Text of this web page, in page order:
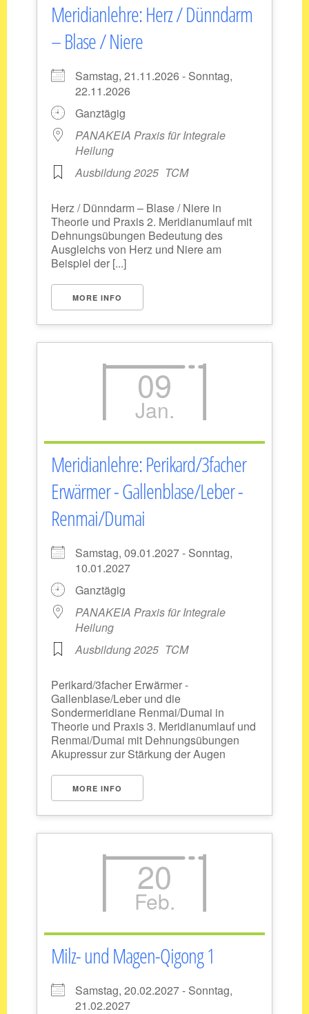
Meridianlehre: Herz / Dünndarm
– Blase / Niere
Samstag, 21.11.2026 - Sonntag,
22.11.2026
Ganztägig
PANAKEIA Praxis für Integrale
Heilung
Ausbildung 2025 TCM
Herz / Dünndarm – Blase / Niere in
Theorie und Praxis 2. Meridianumlauf mit
Dehnungsübungen Bedeutung des
Ausgleichs von Herz und Niere am
Beispiel der [...]
MORE INFO
09
Jan.
Meridianlehre: Perikard/3facher
Erwärmer - Gallenblase/Leber -
Renmai/Dumai
Samstag, 09.01.2027 - Sonntag,
10.01.2027
Ganztägig
PANAKEIA Praxis für Integrale
Heilung
Ausbildung 2025 TCM
Perikard/3facher Erwärmer -
Gallenblase/Leber und die
Sondermeridiane Renmai/Dumai in
Theorie und Praxis 3. Meridianumlauf und
Renmai/Dumai mit Dehnungsübungen
Akupressur zur Stärkung der Augen
MORE INFO
20
Feb.
Milz- und Magen-Qigong 1
Samstag, 20.02.2027 - Sonntag,
21.02.2027